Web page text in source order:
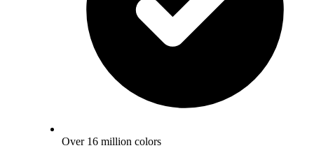
Over 16 million colors